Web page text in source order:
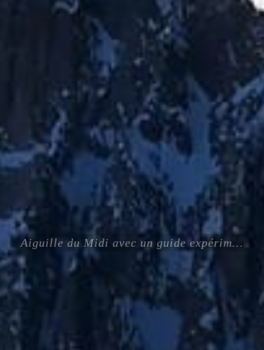
Aiguille du Midi avec un guide expérimenté certifié ENSA UIAGM